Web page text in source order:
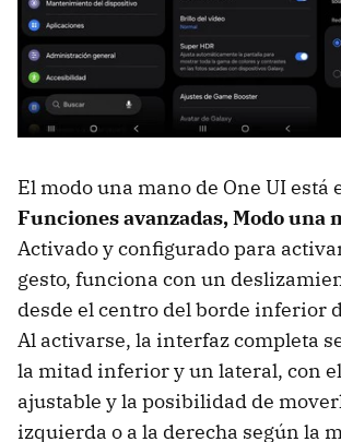
El modo una mano de One UI está
Funciones avanzadas, Modo una
Activado y configurado para
gesto, funciona con un
desde el centro del borde inferior
Al activarse, la interfaz completa
la mitad inferior y un lateral, con
ajustable y la posibilidad de
izquierda o a la derecha según la